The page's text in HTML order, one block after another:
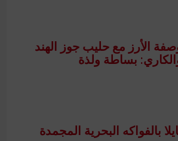
الأرز مع حليب جوز الهند
بساطة ولذة
بالفواكه البحرية المجمدة